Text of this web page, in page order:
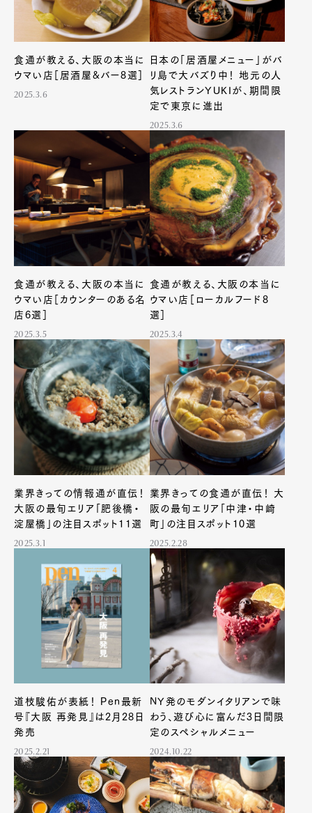
食通が教える、大阪の本当に
ウマい店［居酒屋&バー8選］
2025.3.6
日本の「居酒屋メニュー」がバ
リ島で大バズり中！ 地元の人
気レストランYUKIが、期間限
定で東京に進出
2025.3.6
食通が教える、大阪の本当に
ウマい店［カウンターのある名
店6選］
2025.3.5
食通が教える、大阪の本当に
ウマい店［ローカルフード8
選］
2025.3.4
業界きっての情報通が直伝！
大阪の最旬エリア「肥後橋・
淀屋橋」の注目スポット11選
2025.3.1
業界きっての食通が直伝！ 大
阪の最旬エリア「中津・中崎
町」の注目スポット10選
2025.2.28
道枝駿佑が表紙！ Pen最新
号『大阪 再発見』は2月28日
発売
2025.2.21
NY発のモダンイタリアンで味
わう、遊び心に富んだ3日間限
定のスペシャルメニュー
2024.10.22